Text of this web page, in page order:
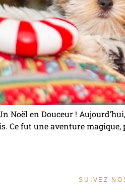
Noël en Douceur !
Ce fut une aventure
SUIVEZ